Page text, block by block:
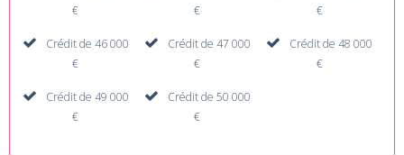
€
€
€
Crédit de 46 000
€
Crédit de 47 000
€
Crédit de 48 000
€
Crédit de 49 000
€
Crédit de 50 000
€